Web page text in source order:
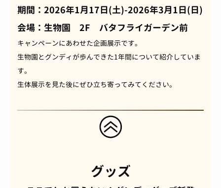
期間：2026年1月17日(土)-2026年3月1日(日)
会場：生物園 2F バタフライガーデン前
キャンペーンにあわせた企画展示です。
生物園とグンディが歩んできた1年間について紹介していま
す。
生体展示を見た後にぜひ立ち寄ってみてください。
グッズ